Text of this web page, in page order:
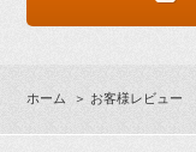
ホーム ＞ お客様レビュー